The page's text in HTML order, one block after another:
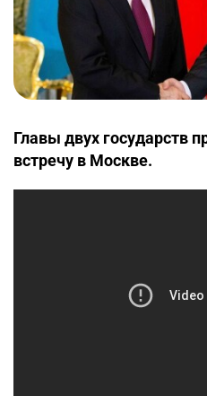
Главы двух государств
встречу в Москве.